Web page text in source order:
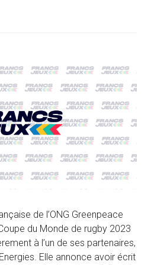
de l’ONG Greenpeace
du Monde de rugby 2023
à l’un de ses partenaires,
Elle annonce avoir écrit